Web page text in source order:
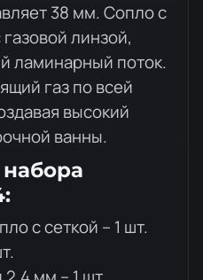
38 мм. Сопло с
линзой,
ламинарный поток.
газ по всей
высокий
ванны.
с сеткой – 1 шт.